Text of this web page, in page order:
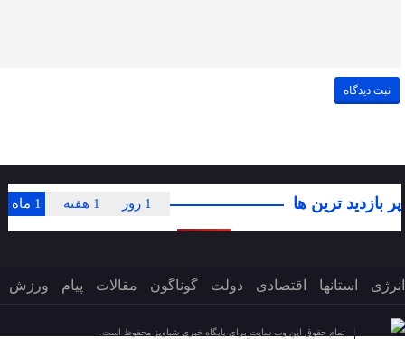
پر بازدید ترین ها 1 ماه 1 هفته 1 روز
انرژی استانها اقتصادی دولت گوناگون مقالات پیام ورزش
تمام حقوق این وب سایت برای پایگاه خبری شباویز محفوظ است.